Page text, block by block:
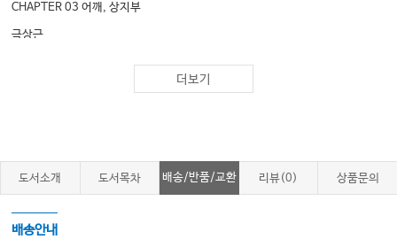
CHAPTER 03 어깨, 상지부
극상근
상완삼두근
단요측수근신근 & 장요측수근신근
더보기
도서소개 도서목차 배송/반품/교환 리뷰(0) 상품문의
배송안내